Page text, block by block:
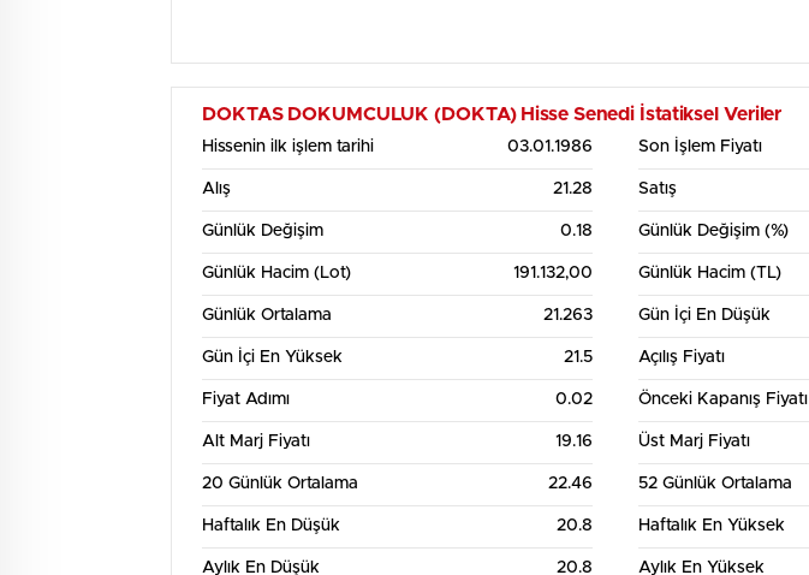
DOKTAS DOKUMCULUK (DOKTA) Hisse Senedi İstatiksel Veriler
Hissenin ilk işlem tarihi 03.01.1986 Son İşlem Fiyatı
Alış 21.28 Satış
Günlük Değişim 0.18 Günlük Değişim (%)
Günlük Hacim (Lot) 191.132,00 Günlük Hacim (TL)
Günlük Ortalama 21.263 Gün İçi En Düşük
Gün İçi En Yüksek 21.5 Açılış Fiyatı
Fiyat Adımı 0.02 Önceki Kapanış Fiyatı
Alt Marj Fiyatı 19.16 Üst Marj Fiyatı
20 Günlük Ortalama 22.46 52 Günlük Ortalama
Haftalık En Düşük 20.8 Haftalık En Yüksek
Aylık En Düşük 20.8 Aylık En Yüksek